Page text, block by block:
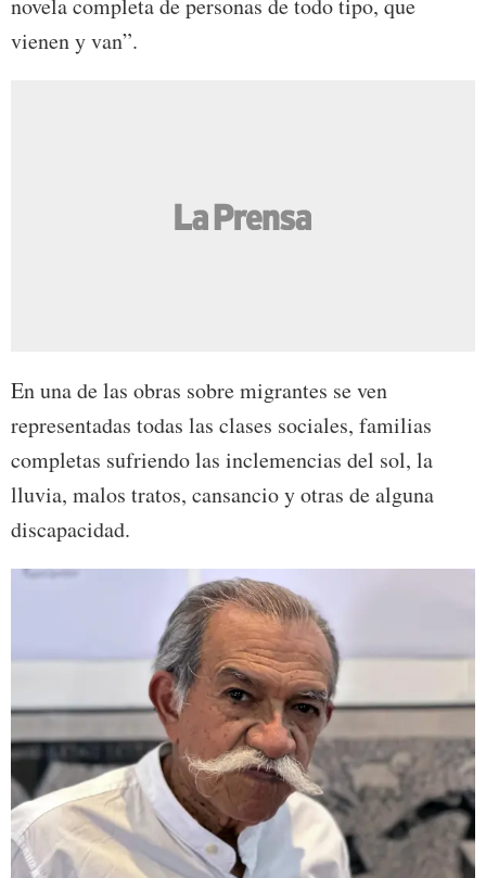
novela completa de personas de todo tipo, que
vienen y van”.
En una de las obras sobre migrantes se ven
representadas todas las clases sociales, familias
completas sufriendo las inclemencias del sol, la
lluvia, malos tratos, cansancio y otras de alguna
discapacidad.